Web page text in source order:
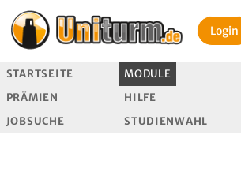
Login
STARTSEITE MODULE
PRÄMIEN
HILFE
JOBSUCHE
STUDIENWAHL